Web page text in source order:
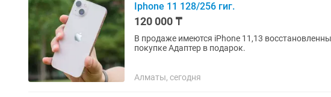
Iphone 11 128/256 гиг.
120 000 ₸
В продаже имеются iPhone 11,13
покупке Адаптер в подарок.
Алматы, сегодня